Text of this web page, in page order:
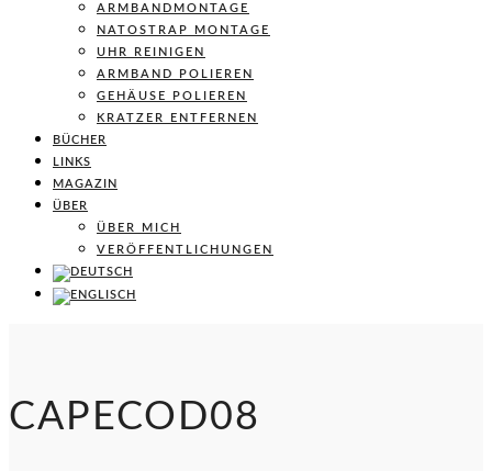
ARMBANDMONTAGE
NATOSTRAP MONTAGE
UHR REINIGEN
ARMBAND POLIEREN
GEHÄUSE POLIEREN
KRATZER ENTFERNEN
BÜCHER
LINKS
MAGAZIN
ÜBER
ÜBER MICH
VERÖFFENTLICHUNGEN
CAPECOD08